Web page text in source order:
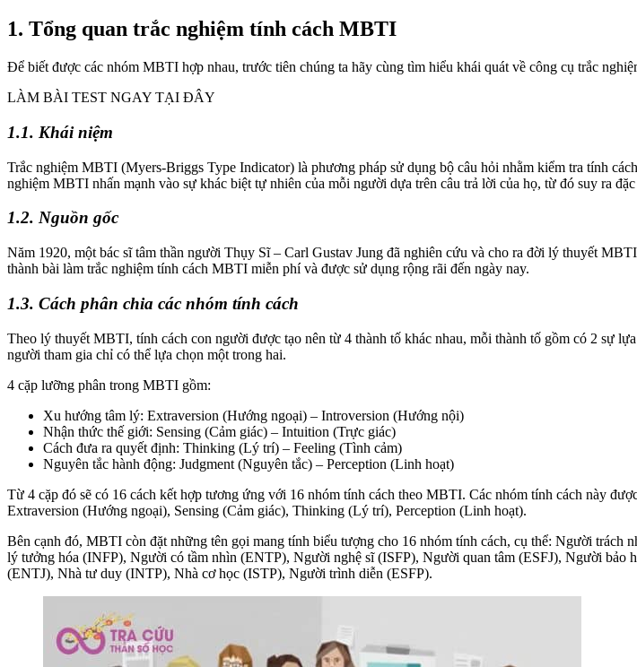
1. Tổng quan trắc nghiệm tính cách MBTI
Để biết được các nhóm MBTI hợp nhau, trước tiên chúng ta hãy cùng tìm hiểu khái quát về công cụ trắc
LÀM BÀI TEST NGAY TẠI ĐÂY
1.1. Khái niệm
Trắc nghiệm MBTI (Myers-Briggs Type Indicator) là phương pháp sử dụng bộ câu hỏi nhằm kiểm tra tính
nghiệm MBTI nhấn mạnh vào sự khác biệt tự nhiên của mỗi người dựa trên câu trả lời của họ, từ đó suy ra
1.2. Nguồn gốc
Năm 1920, một bác sĩ tâm thần người Thụy Sĩ – Carl Gustav Jung đã nghiên cứu và cho ra đời lý thuyết
thành bài làm trắc nghiệm tính cách MBTI miễn phí và được sử dụng rộng rãi đến ngày nay.
1.3. Cách phân chia các nhóm tính cách
Theo lý thuyết MBTI, tính cách con người được tạo nên từ 4 thành tố khác nhau, mỗi thành tố gồm có 2 sự
người tham gia chỉ có thể lựa chọn một trong hai.
4 cặp lưỡng phân trong MBTI gồm:
Xu hướng tâm lý: Extraversion (Hướng ngoại) – Introversion (Hướng nội)
Nhận thức thế giới: Sensing (Cảm giác) – Intuition (Trực giác)
Cách đưa ra quyết định: Thinking (Lý trí) – Feeling (Tình cảm)
Nguyên tắc hành động: Judgment (Nguyên tắc) – Perception (Linh hoạt)
Từ 4 cặp đó sẽ có 16 cách kết hợp tương ứng với 16 nhóm tính cách theo MBTI. Các nhóm tính cách này
Extraversion (Hướng ngoại), Sensing (Cảm giác), Thinking (Lý trí), Perception (Linh hoạt).
Bên cạnh đó, MBTI còn đặt những tên gọi mang tính biểu tượng cho 16 nhóm tính cách, cụ thể: Người
lý tưởng hóa (INFP), Người có tầm nhìn (ENTP), Người nghệ sĩ (ISFP), Người quan tâm (ESFJ), Người
(ENTJ), Nhà tư duy (INTP), Nhà cơ học (ISTP), Người trình diễn (ESFP).